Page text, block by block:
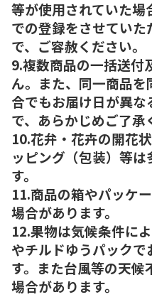
等が使用されていた
での登録をさせてい
で、ご容赦ください。
9.複数商品の一括送付
ん。また、同一商品
合でもお届け日が異
で、あらかじめご了承
10.花弁・花卉の開花
ッピング（包装）等
す。
11.商品の箱やパッケ
場合があります。
12.果物は気候条件に
やチルドゆうパック
す。また台風等の天候
場合があります。